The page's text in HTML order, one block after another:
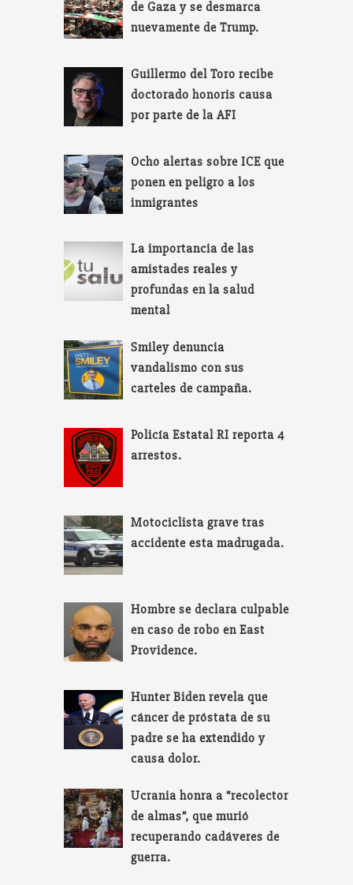
de Gaza y se desmarca
nuevamente de Trump.
Guillermo del Toro recibe
doctorado honoris causa
por parte de la AFI
Ocho alertas sobre ICE que
ponen en peligro a los
inmigrantes
La importancia de las
amistades reales y
profundas en la salud
mental
Smiley denuncia
vandalismo con sus
carteles de campaña.
Policía Estatal RI reporta 4
arrestos.
Motociclista grave tras
accidente esta madrugada.
Hombre se declara culpable
en caso de robo en East
Providence.
Hunter Biden revela que
cáncer de próstata de su
padre se ha extendido y
causa dolor.
Ucrania honra a “recolector
de almas”, que murió
recuperando cadáveres de
guerra.